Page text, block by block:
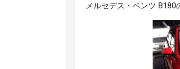
メルセデス・ベンツ B180